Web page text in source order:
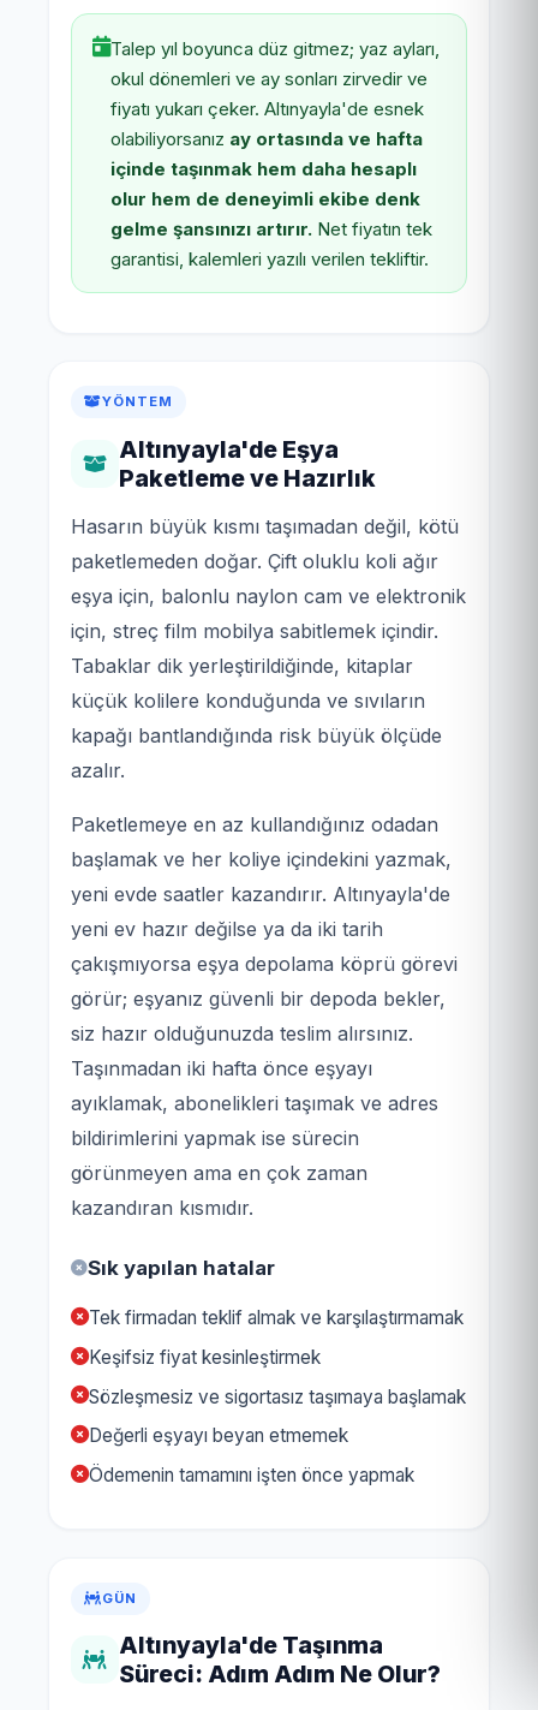
Talep yıl boyunca düz gitmez; yaz ayları,
okul dönemleri ve ay sonları zirvedir ve
fiyatı yukarı çeker. Altınyayla'de esnek
olabiliyorsanız ay ortasında ve hafta
içinde taşınmak hem daha hesaplı
olur hem de deneyimli ekibe denk
gelme şansınızı artırır. Net fiyatın tek
garantisi, kalemleri yazılı verilen tekliftir.
YÖNTEM
Altınyayla'de Eşya
Paketleme ve Hazırlık
Hasarın büyük kısmı taşımadan değil, kötü
paketlemeden doğar. Çift oluklu koli ağır
eşya için, balonlu naylon cam ve elektronik
için, streç film mobilya sabitlemek içindir.
Tabaklar dik yerleştirildiğinde, kitaplar
küçük kolilere konduğunda ve sıvıların
kapağı bantlandığında risk büyük ölçüde
azalır.
Paketlemeye en az kullandığınız odadan
başlamak ve her koliye içindekini yazmak,
yeni evde saatler kazandırır. Altınyayla'de
yeni ev hazır değilse ya da iki tarih
çakışmıyorsa eşya depolama köprü görevi
görür; eşyanız güvenli bir depoda bekler,
siz hazır olduğunuzda teslim alırsınız.
Taşınmadan iki hafta önce eşyayı
ayıklamak, abonelikleri taşımak ve adres
bildirimlerini yapmak ise sürecin
görünmeyen ama en çok zaman
kazandıran kısmıdır.
Sık yapılan hatalar
Tek firmadan teklif almak ve karşılaştırmamak
Keşifsiz fiyat kesinleştirmek
Sözleşmesiz ve sigortasız taşımaya başlamak
Değerli eşyayı beyan etmemek
Ödemenin tamamını işten önce yapmak
GÜN
Altınyayla'de Taşınma
Süreci: Adım Adım Ne Olur?